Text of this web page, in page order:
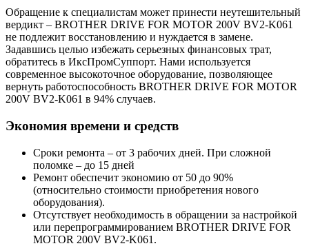
Обращение к специалистам может принести неутешительный
вердикт – BROTHER DRIVE FOR MOTOR 200V BV2-K061
не подлежит восстановлению и нуждается в замене.
Задавшись целью избежать серьезных финансовых трат,
обратитесь в ИксПромСуппорт. Нами используется
современное высокоточное оборудование, позволяющее
вернуть работоспособность BROTHER DRIVE FOR MOTOR
200V BV2-K061 в 94% случаев.
Экономия времени и средств
Сроки ремонта – от 3 рабочих дней. При сложной
поломке – до 15 дней
Ремонт обеспечит экономию от 50 до 90%
(относительно стоимости приобретения нового
оборудования).
Отсутствует необходимость в обращении за настройкой
или перепрограммированием BROTHER DRIVE FOR
MOTOR 200V BV2-K061.